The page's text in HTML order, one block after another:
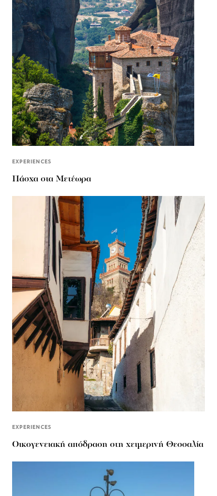
EXPERIENCES
Πάσχα στα Μετέωρα
EXPERIENCES
Οικογενειακή απόδραση στη χειμερινή Θεσσαλία